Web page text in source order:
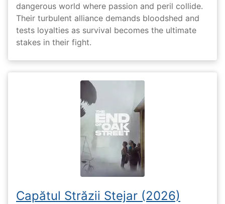
dangerous world where passion and peril collide.
Their turbulent alliance demands bloodshed and
tests loyalties as survival becomes the ultimate
stakes in their fight.
Capătul Străzii Stejar (2026)